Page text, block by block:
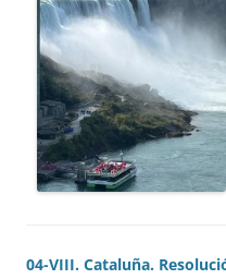
04-VIII. Cataluña.